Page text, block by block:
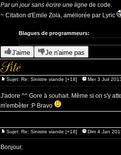
Par un jour sans écrire une ligne de code.
~ Citation d'Emile Zola, améliorée par Lyric
Blagues de programmeurs:
J'aime Je n'aime pas
Sujet: Re: Sinistre viande [+18] Mer 3 Juil
J'adore ^^ Gore à souhait. Même si on s'y
m'embêter :P Bravo
Sujet: Re: Sinistre viande [+18] Dim 4 Jan
Bonjour,